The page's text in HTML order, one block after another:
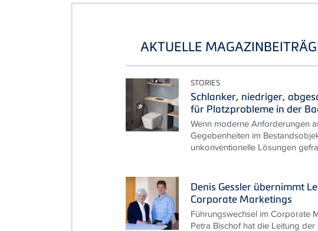
AKTUELLE
STORIES
Schlanker, niedriger,
für Platzprobleme in der
Wenn moderne Anforderungen
Gegebenheiten im
unkonventionelle Lösungen
Denis Gessler übernimmt
Corporate Marketings
Führungswechsel im Corporate
Petra Bischof hat die Leitung